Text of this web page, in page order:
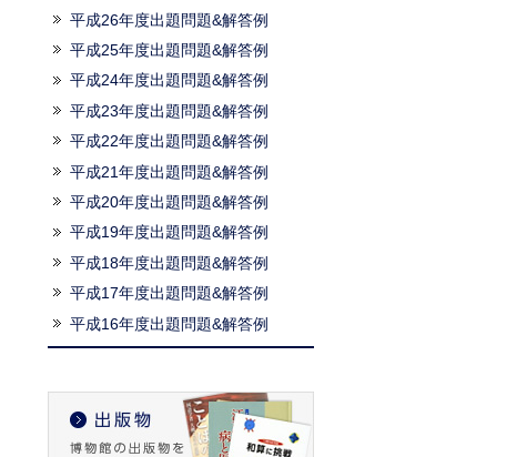
平成26年度出題問題&解答例
平成25年度出題問題&解答例
平成24年度出題問題&解答例
平成23年度出題問題&解答例
平成22年度出題問題&解答例
平成21年度出題問題&解答例
平成20年度出題問題&解答例
平成19年度出題問題&解答例
平成18年度出題問題&解答例
平成17年度出題問題&解答例
平成16年度出題問題&解答例